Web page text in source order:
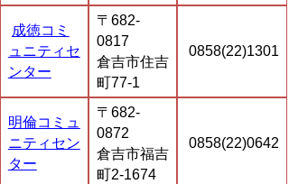
成徳コミ
ュニティセ
ンター
〒682-
0817
倉吉市住吉
町77-1
0858(22)1301
明倫コミュ
ニティセン
ター
〒682-
0872
倉吉市福吉
町2-1674
0858(22)0642